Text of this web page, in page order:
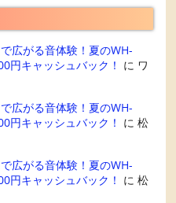
広がる音体験！夏のWH-
円キャッシュバック！ に ワ
広がる音体験！夏のWH-
円キャッシュバック！ に松
広がる音体験！夏のWH-
円キャッシュバック！ に松